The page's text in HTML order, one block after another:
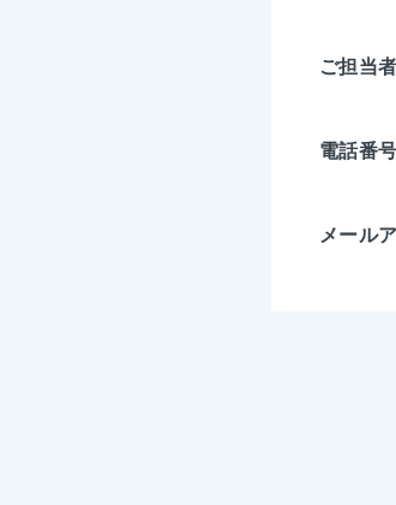
ご担当
電話番号
メール